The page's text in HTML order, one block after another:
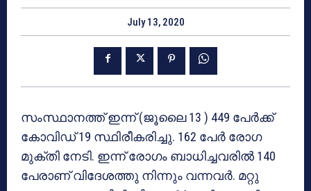
July 13, 2020
സംസ്ഥാനത്ത് ഇന്ന് (ജൂലൈ 13 ) 449 പേർക്ക്
കോവിഡ് 19 സ്ഥിരീകരിച്ചു. 162 പേർ രോഗ
മുക്തി നേടി. ഇന്ന് രോഗം ബാധിച്ചവരിൽ 140
പേരാണ് വിദേശത്തു നിന്നും വന്നവർ. മറ്റു